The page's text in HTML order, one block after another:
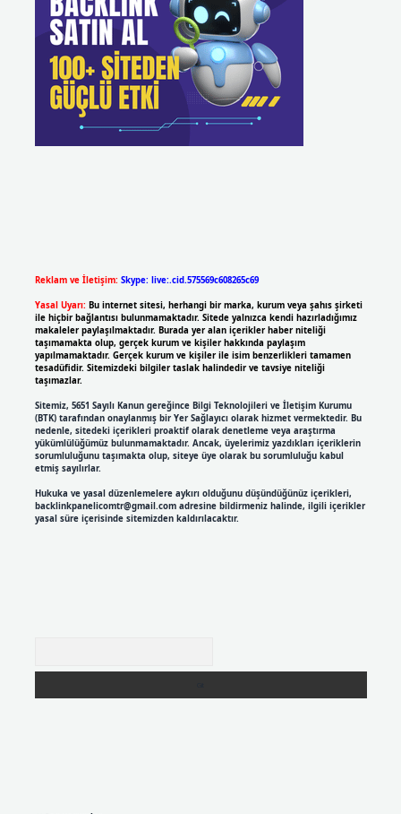
Reklam ve İletişim: Skype: live:.cid.575569c608265c69
Yasal Uyarı: Bu internet sitesi, herhangi bir marka, kurum veya şahıs şirketi
ile hiçbir bağlantısı bulunmamaktadır. Sitede yalnızca kendi hazırladığımız
makaleler paylaşılmaktadır. Burada yer alan içerikler haber niteliği
taşımamakta olup, gerçek kurum ve kişiler hakkında paylaşım
yapılmamaktadır. Gerçek kurum ve kişiler ile isim benzerlikleri tamamen
tesadüfidir. Sitemizdeki bilgiler taslak halindedir ve tavsiye niteliği
taşımazlar.
Sitemiz, 5651 Sayılı Kanun gereğince Bilgi Teknolojileri ve İletişim Kurumu
(BTK) tarafından onaylanmış bir Yer Sağlayıcı olarak hizmet vermektedir. Bu
nedenle, sitedeki içerikleri proaktif olarak denetleme veya araştırma
yükümlülüğümüz bulunmamaktadır. Ancak, üyelerimiz yazdıkları içeriklerin
sorumluluğunu taşımakta olup, siteye üye olarak bu sorumluluğu kabul
etmiş sayılırlar.
Hukuka ve yasal düzenlemelere aykırı olduğunu düşündüğünüz içerikleri,
backlinkpanelicomtr@gmail.comadresine bildirmeniz halinde, ilgili içerikler
yasal süre içerisinde sitemizden kaldırılacaktır.